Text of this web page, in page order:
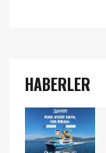
HABERLER